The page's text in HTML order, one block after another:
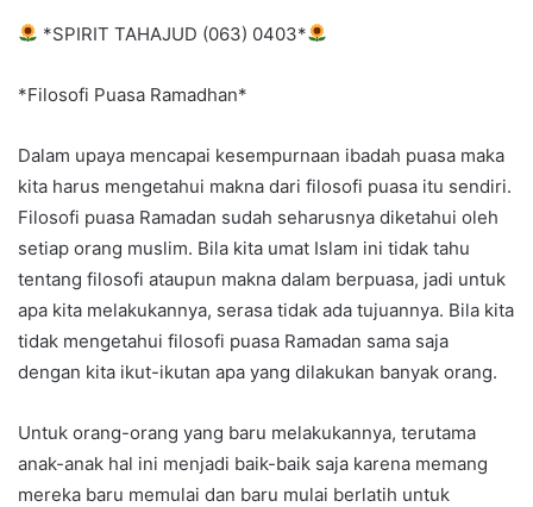
*SPIRIT TAHAJUD (063) 0403*
*Filosofi Puasa Ramadhan*
Dalam upaya mencapai kesempurnaan ibadah puasa maka
kita harus mengetahui makna dari filosofi puasa itu sendiri.
Filosofi puasa Ramadan sudah seharusnya diketahui oleh
setiap orang muslim. Bila kita umat Islam ini tidak tahu
tentang filosofi ataupun makna dalam berpuasa, jadi untuk
apa kita melakukannya, serasa tidak ada tujuannya. Bila kita
tidak mengetahui filosofi puasa Ramadan sama saja
dengan kita ikut-ikutan apa yang dilakukan banyak orang.
Untuk orang-orang yang baru melakukannya, terutama
anak-anak hal ini menjadi baik-baik saja karena memang
mereka baru memulai dan baru mulai berlatih untuk